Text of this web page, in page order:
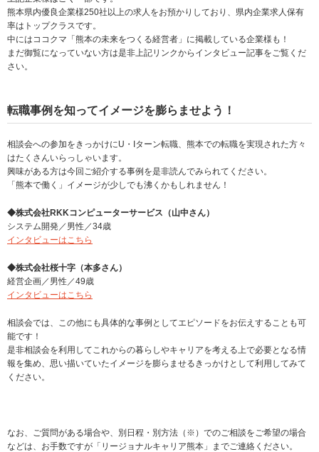
熊本県内優良企業様250社以上の求人をお預かりしており、県内企業求人保有
率はトップクラスです。
中にはココクマ「熊本の未来をつくる経営者」に掲載している企業様も！
まだ御覧になっていない方は是非上記リンクからインタビュー記事をご覧くだ
さい。
転職事例を知ってイメージを膨らませよう！
相談会への参加をきっかけにU・Iターン転職、熊本での転職を実現された方々
はたくさんいらっしゃいます。
興味がある方は今回ご紹介する事例を是非読んでみられてください。
「熊本で働く」イメージが少しでも沸くかもしれません！
◆株式会社RKKコンピューターサービス（山中さん）
システム開発／男性／34歳
インタビューはこちら
◆株式会社桜十字（本多さん）
経営企画／男性／49歳
インタビューはこちら
相談会では、この他にも具体的な事例としてエピソードをお伝えすることも可
能です！
是非相談会を利用してこれからの暮らしやキャリアを考える上で必要となる情
報を集め、思い描いていたイメージを膨らませるきっかけとして利用してみて
ください。
なお、ご質問がある場合や、別日程・別方法（※）でのご相談をご希望の場合
などは、お手数ですが「リージョナルキャリア熊本」までご連絡ください。